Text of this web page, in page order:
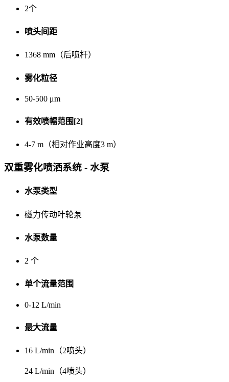
2个
喷头间距
1368 mm（后喷杆）
雾化粒径
50-500 μm
有效喷幅范围[2]
4-7 m（相对作业高度3 m）
双重雾化喷洒系统 - 水泵
水泵类型
磁力传动叶轮泵
水泵数量
2 个
单个流量范围
0-12 L/min
最大流量
16 L/min（2喷头）
24 L/min（4喷头）